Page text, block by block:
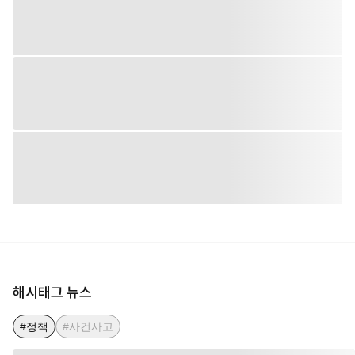
해시태그 뉴스
#정책 #사건사고